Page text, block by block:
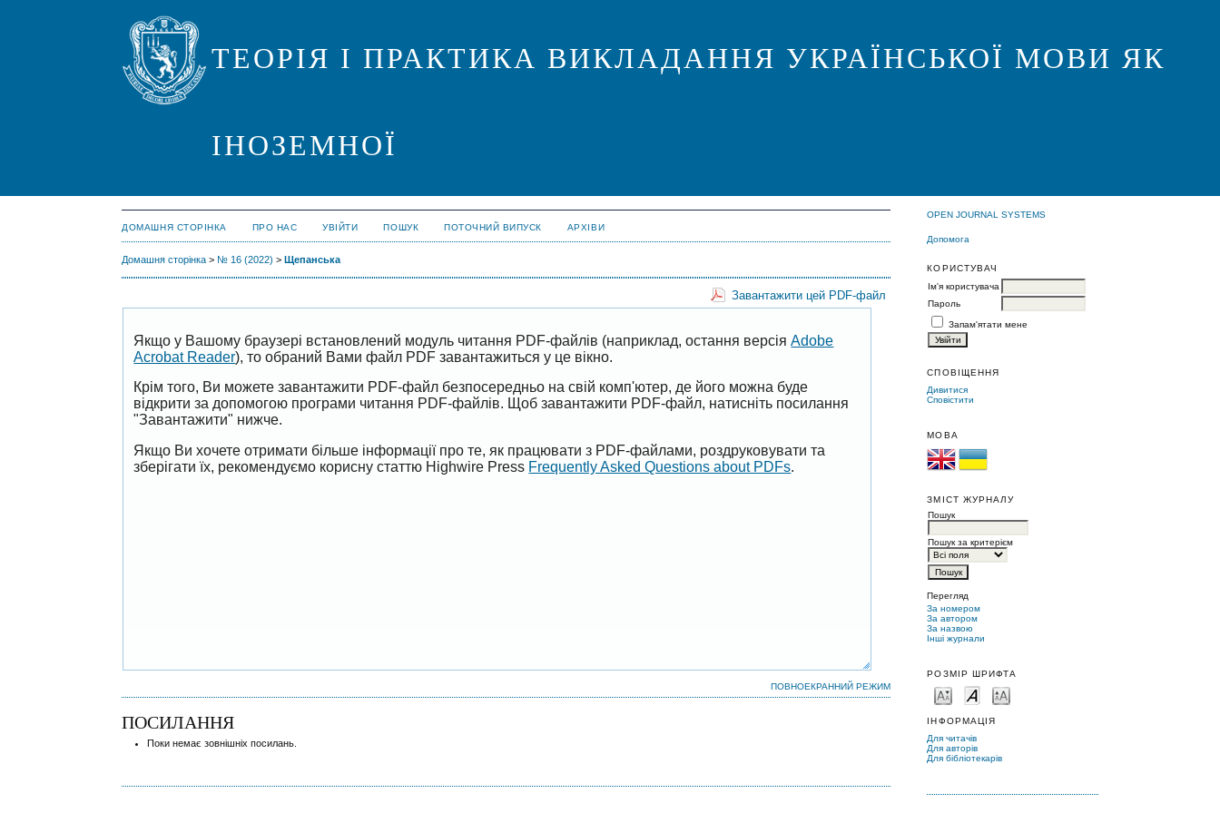
ТЕОРІЯ І ПРАКТИКА ВИКЛАДАННЯ УКРАЇНСЬКОЇ МОВИ ЯК
ІНОЗЕМНОЇ
OPEN JOURNAL SYSTEMS
Допомога
КОРИСТУВАЧ
Ім'я користувача
Пароль
Запам'ятати мене
СПОВІЩЕННЯ
Дивитися
Сповістити
МОВА
ЗМІСТ ЖУРНАЛУ
Пошук
Пошук за критерієм
Перегляд
За номером
За автором
За назвою
Інші журнали
РОЗМІР ШРИФТА
ІНФОРМАЦІЯ
Для читачів
Для авторів
Для бібліотекарів
ДОМАШНЯ СТОРІНКА ПРО НАС УВІЙТИ ПОШУК ПОТОЧНИЙ ВИПУСК АРХІВИ
Домашня сторінка > № 16 (2022) >Щепанська
Завантажити цей PDF-файл
Якщо у Вашому браузері встановлений модуль читання PDF-файлів (наприклад, остання версіяAdobe
Acrobat Reader), то обраний Вами файл PDF завантажиться у це вікно.
Крім того, Ви можете завантажити PDF-файл безпосередньо на свій комп'ютер, де його можна буде
відкрити за допомогою програми читання PDF-файлів. Щоб завантажити PDF-файл, натисніть посилання
"Завантажити" нижче.
Якщо Ви хочете отримати більше інформації про те, як працювати з PDF-файлами, роздруковувати та
зберігати їх, рекомендуємо корисну статтю Highwire Press Frequently Asked Questions about PDFs.
ПОВНОЕКРАННИЙ РЕЖИМ
ПОСИЛАННЯ
Поки немає зовнішніх посилань.